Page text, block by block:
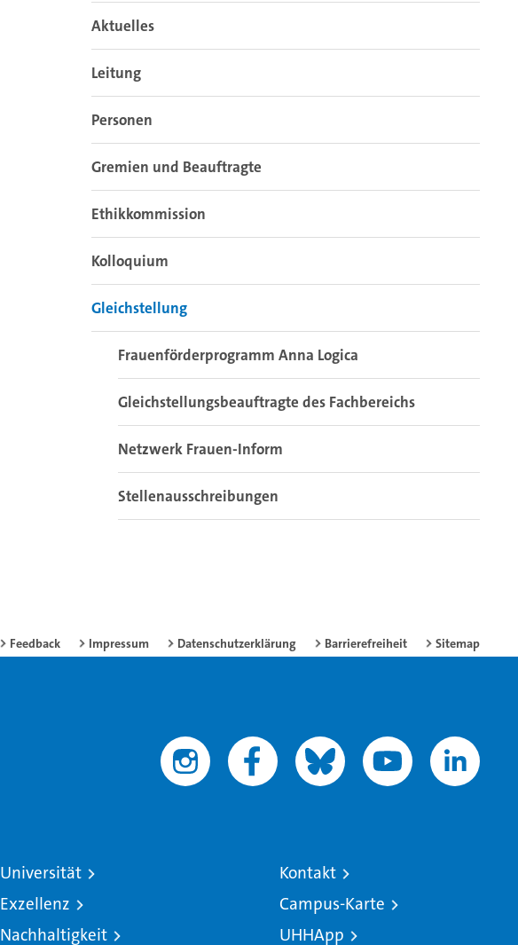
Aktuelles
Leitung
Personen
Gremien und Beauftragte
Ethikkommission
Kolloquium
Gleichstellung
Frauenförderprogramm Anna Logica
Gleichstellungsbeauftragte des Fachbereichs
Netzwerk Frauen-Inform
Stellenausschreibungen
Feedback Impressum Datenschutzerklärung Barrierefreiheit Sitemap
Universität
Exzellenz
Nachhaltigkeit
Kontakt
Campus-Karte
UHHApp